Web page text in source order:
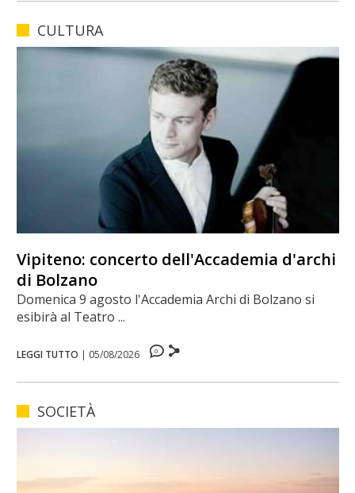
CULTURA
Vipiteno: concerto dell'Accademia d'archi
di Bolzano
Domenica 9 agosto l'Accademia Archi di Bolzano si
esibirà al Teatro ...
LEGGI TUTTO | 05/08/2026 0
SOCIETÀ